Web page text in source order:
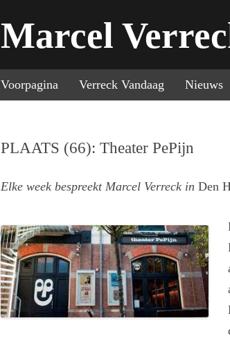
Marcel
Voorpagina Verreck Vandaag Nieuws
PLAATS (66): Theater PePijn
Elke week bespreekt Marcel Verreck in Den